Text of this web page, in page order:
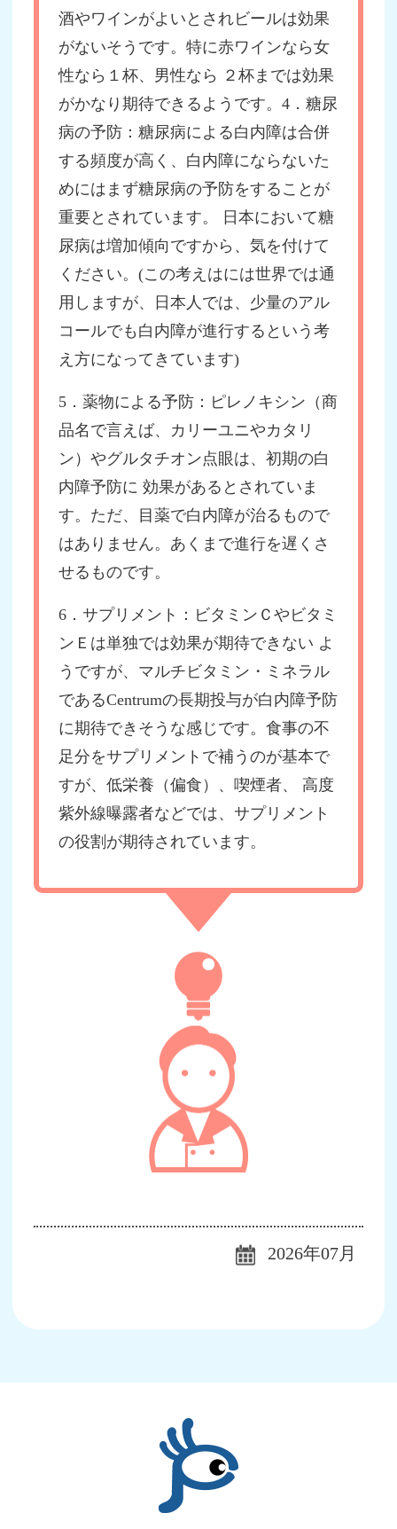
酒やワインがよいとされビールは効果
がないそうです。特に赤ワインなら女
性なら１杯、男性なら ２杯までは効果
がかなり期待できるようです。4．糖尿
病の予防：糖尿病による白内障は合併
する頻度が高く、白内障にならないた
めにはまず糖尿病の予防をすることが
重要とされています。 日本において糖
尿病は増加傾向ですから、気を付けて
ください。(この考えはには世界では通
用しますが、日本人では、少量のアル
コールでも白内障が進行するという考
え方になってきています)
5．薬物による予防：ピレノキシン（商
品名で言えば、カリーユニやカタリ
ン）やグルタチオン点眼は、初期の白
内障予防に 効果があるとされていま
す。ただ、目薬で白内障が治るもので
はありません。あくまで進行を遅くさ
せるものです。
6．サプリメント：ビタミンＣやビタミ
ンＥは単独では効果が期待できない よ
うですが、マルチビタミン・ミネラル
であるCentrumの長期投与が白内障予防
に期待できそうな感じです。食事の不
足分をサプリメントで補うのが基本で
すが、低栄養（偏食）、喫煙者、 高度
紫外線曝露者などでは、サプリメント
の役割が期待されています。
2026年07月